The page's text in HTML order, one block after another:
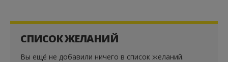
СПИСОК ЖЕЛАНИЙ
Вы ещё не добавили ничего в список желаний.